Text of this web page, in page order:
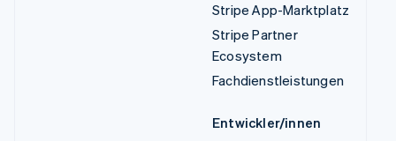
Stripe App-Marktplatz
Stripe Partner
Ecosystem
Fachdienstleistungen
Entwickler/innen